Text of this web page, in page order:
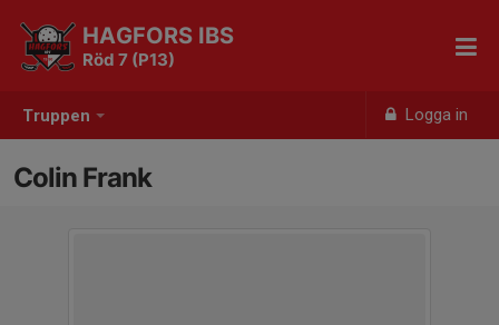
Truppen Logga in
HAGFORS IBS
Röd 7 (P13)
Colin Frank